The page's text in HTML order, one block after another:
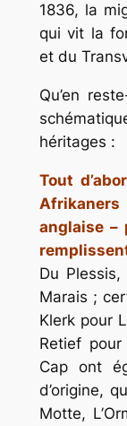
1836, la
qui vit la
et du
Qu’en
héritages :
Tout
anglaise –
Du
Marais ;
Klerk pour
Retief
Cap ont
d’origine,
Motte,